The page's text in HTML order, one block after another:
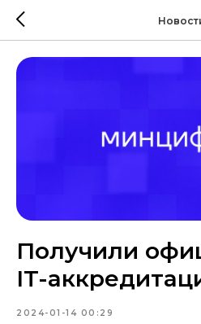
Получили
IT-
2024-01-14 00:29